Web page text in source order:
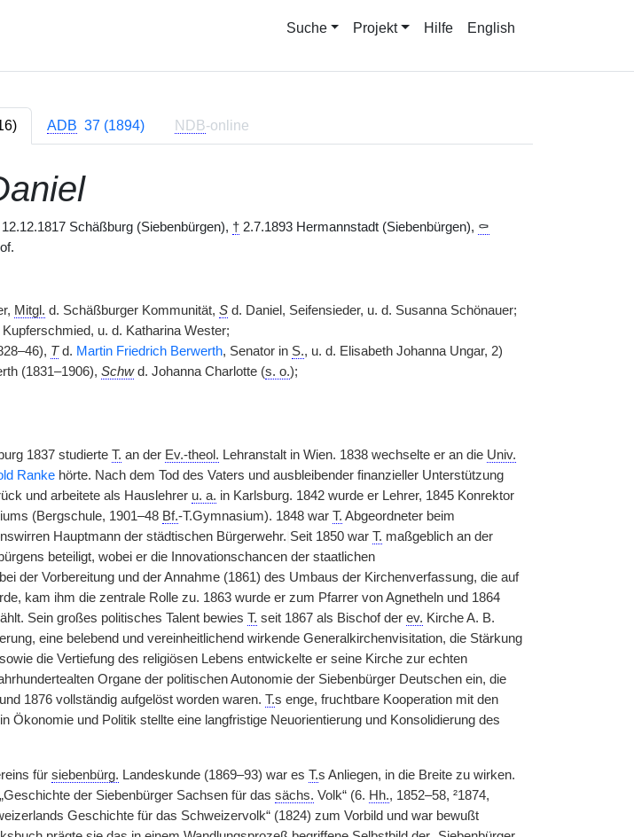
Suche Projekt Hilfe English
ADB 37 (1894) NDB-online
Schäßburg (Siebenbürgen), †2.7.1893 Hermannstadt (Siebenbürgen), ⚰
Mitgl. d. Schäßburger Kommunität, Sd. Daniel, Seifensieder, u. d. Susanna Schönauer;
u. d. Katharina Wester;
Td. Martin Friedrich Berwerth, Senator in S., u. d. Elisabeth Johanna Ungar, 2)
(1831–1906), Schwd. Johanna Charlotte (s. o.);
1837 studierte T. an der Ev.-theol. Lehranstalt in Wien. 1838 wechselte er an die Univ.
Rankehörte. Nach dem Tod des Vaters und ausbleibender finanzieller Unterstützung
und arbeitete als Hauslehrer u. a. in Karlsburg. 1842 wurde er Lehrer, 1845 Konrektor
(Bergschule, 1901–48 Bf.-T.Gymnasium). 1848 war T. Abgeordneter beim
Hauptmann der städtischen Bürgerwehr. Seit 1850 war T. maßgeblich an der
beteiligt, wobei er die Innovationschancen der staatlichen
der Vorbereitung und der Annahme (1861) des Umbaus der Kirchenverfassung, die auf
kam ihm die zentrale Rolle zu. 1863 wurde er zum Pfarrer von Agnetheln und 1864
Sein großes politisches Talent bewies T. seit 1867 als Bischof der ev. Kirche A. B.
eine belebend und vereinheitlichend wirkende Generalkirchenvisitation, die Stärkung
die Vertiefung des religiösen Lebens entwickelte er seine Kirche zur echten
Organe der politischen Autonomie der Siebenbürger Deutschen ein, die
1876 vollständig aufgelöst worden waren. T.s enge, fruchtbare Kooperation mit den
Ökonomie und Politik stellte eine langfristige Neuorientierung und Konsolidierung des
für siebenbürg. Landeskunde (1869–93) war es T.s Anliegen, in die Breite zu wirken.
der Siebenbürger Sachsen für das sächs. Volk“ (6. Hh., 1852–58, ²1874,
Geschichte für das Schweizervolk“ (1824) zum Vorbild und war bewußt